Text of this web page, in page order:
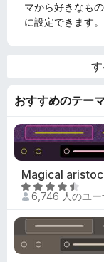
マから好きなも
に設定できます。
おすすめのテーマ
Magical
5
段
階
中
4
6,746 人のユー